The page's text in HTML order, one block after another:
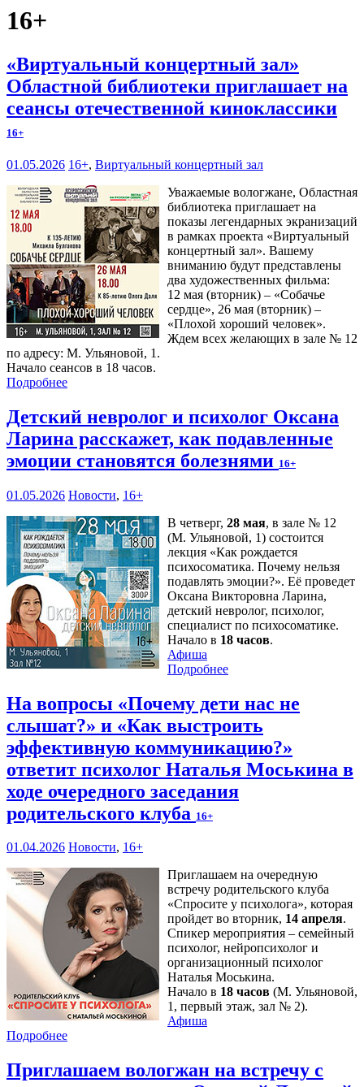
16+
«Виртуальный концертный зал»
Областной библиотеки приглашает на
сеансы отечественной киноклассики
16+
01.05.2026 16+, Виртуальный концертный зал
Уважаемые вологжане, Областная
библиотека приглашает на
показы легендарных экранизаций
в рамках проекта «Виртуальный
концертный зал». Вашему
вниманию будут представлены
два художественных фильма:
12 мая (вторник) – «Собачье
сердце», 26 мая (вторник) –
«Плохой хороший человек».
Ждем всех желающих в зале № 12
по адресу: М. Ульяновой, 1.
Начало сеансов в 18 часов.
Подробнее
Детский невролог и психолог Оксана
Ларина расскажет, как подавленные
эмоции становятся болезнями 16+
01.05.2026 Новости, 16+
В четверг, 28 мая, в зале № 12
(М. Ульяновой, 1) состоится
лекция «Как рождается
психосоматика. Почему нельзя
подавлять эмоции?». Её проведет
Оксана Викторовна Ларина,
детский невролог, психолог,
специалист по психосоматике.
Начало в 18 часов.
Афиша
Подробнее
На вопросы «Почему дети нас не
слышат?» и «Как выстроить
эффективную коммуникацию?»
ответит психолог Наталья Моськина в
ходе очередного заседания
родительского клуба 16+
01.04.2026 Новости, 16+
Приглашаем на очередную
встречу родительского клуба
«Спросите у психолога», которая
пройдет во вторник, 14 апреля.
Спикер мероприятия – семейный
психолог, нейропсихолог и
организационный психолог
Наталья Моськина.
Начало в 18 часов (М. Ульяновой,
1, первый этаж, зал № 2).
Афиша
Подробнее
Приглашаем вологжан на встречу с